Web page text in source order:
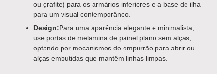
ou grafite) para os armários inferiores e a base de ilha
para um visual contemporâneo.
Design:Para uma aparência elegante e minimalista,
use portas de melamina de painel plano sem alças,
optando por mecanismos de empurrão para abrir ou
alças embutidas que mantêm linhas limpas.